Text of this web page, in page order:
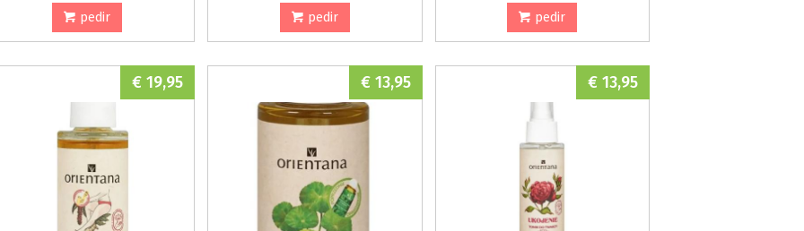
pedir pedir pedir
€ 19,95 € 13,95 € 13,95